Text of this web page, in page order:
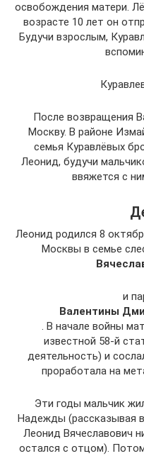
освобождения матери.
возрасте 10 лет он
Будучи взрослым,
После возвращения
Москву. В районе
семья Куравлёвых
Леонид, будучи
ввяжется с
Леонид родился 8
Москвы в семье
и
Валентины
. В начале войны
известной 58-й
деятельность) и
проработала на
Эти годы мальчик
Надежды (рассказывая
Леонид Вячеславович
остался с отцом).